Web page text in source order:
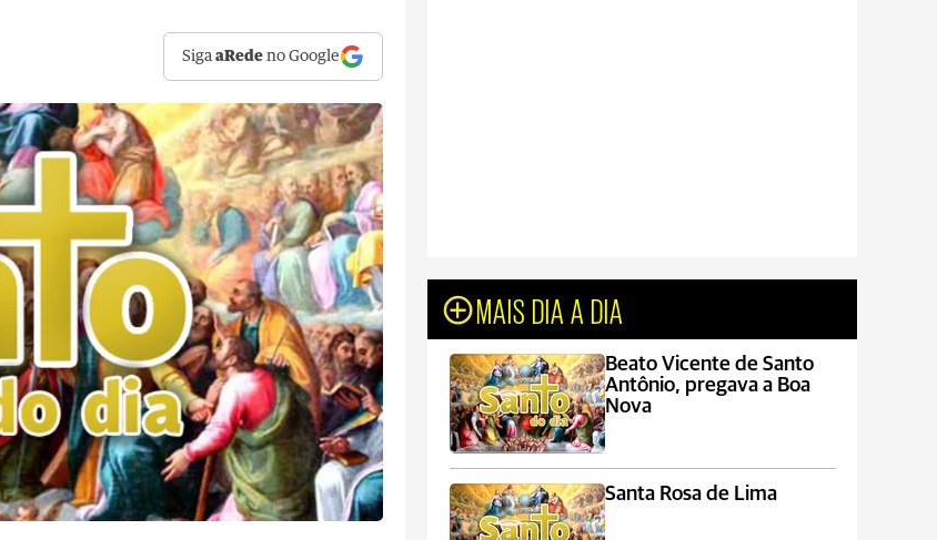
SigaaRede no Google
MAIS DIA A DIA
Beato Vicente de Santo
Antônio, pregava a Boa
Nova
Santa Rosa de Lima